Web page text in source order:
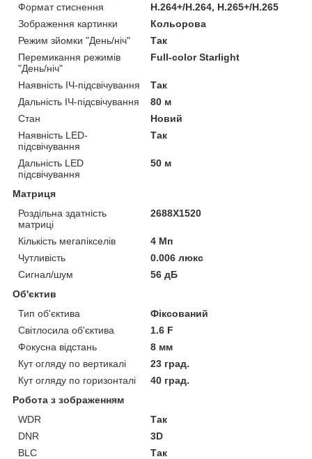
Формат стиснення
H.264+/H.264, H.265+/H.265
Зображення картинки
Кольорова
Режим зйомки "День/ніч"
Так
Перемикання режимів
"День/ніч"
Full-color Starlight
Наявність ІЧ-підсвічування
Так
Дальність ІЧ-підсвічування
80 м
Стан
Новий
Наявність LED-
підсвічування
Так
Дальність LED
підсвічування
50 м
Матриця
Роздільна здатність
матриці
2688X1520
Кількість мегапікселів
4 Мп
Чутливість
0.006 люкс
Сигнал/шум
56 дБ
Об'єктив
Тип об'єктива
Фіксований
Світлосила об'єктива
1.6 F
Фокусна відстань
8 мм
Кут огляду по вертикалі
23 град.
Кут огляду по горизонталі
40 град.
Робота з зображенням
WDR
Так
DNR
3D
BLC
Так